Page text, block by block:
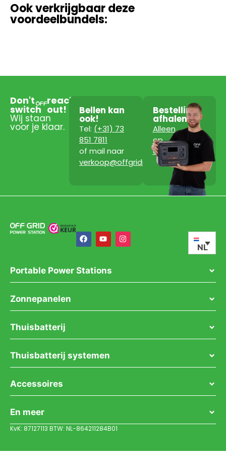
Ook verkrijgbaar deze
voordeelbundels:
Don't
switch
reach
out!
Wij staan
voor je klaar.
Bellen kan
ook!
Tel: (+31) 73
851 7811
of mail naar
verkoop@offgridpowerstation.com
Bestelling
afhalen?
Alleen
op
afspraak!
NL
Portable Power Stations
Zonnepanelen
Thuisbatterij
Thuisbatterij systemen
Accessoires
En meer
KvK: 87127113 BTW: NL-864211284B01